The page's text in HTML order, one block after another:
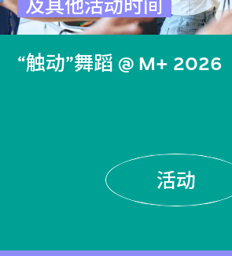
及其他活动时间
“触动”舞蹈 @ M+ 2026
活动